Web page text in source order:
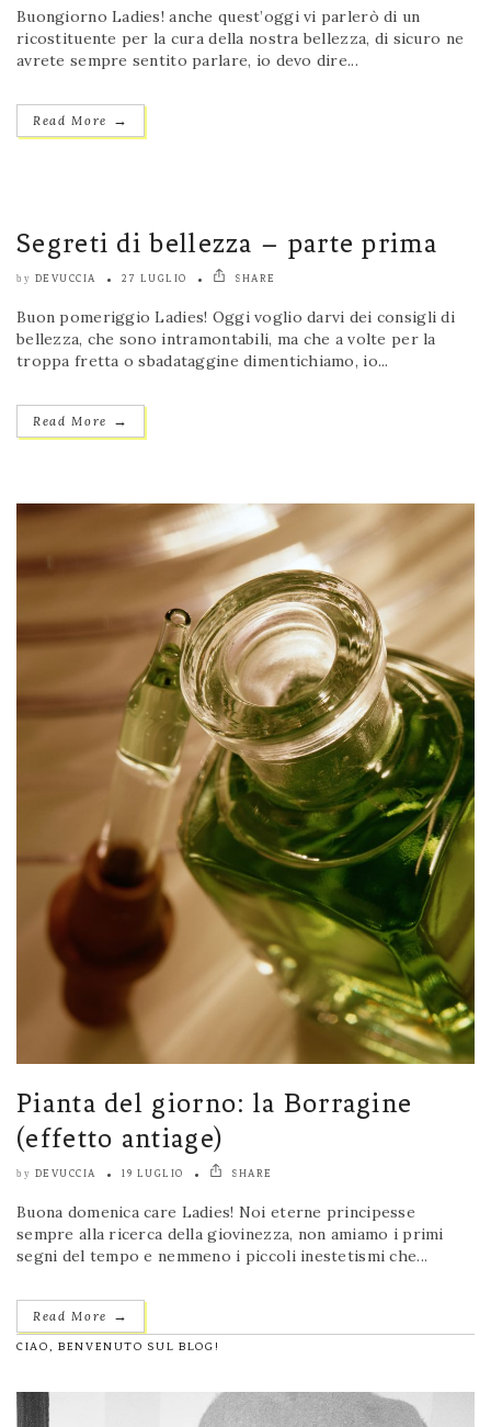
Buongiorno Ladies! anche quest’oggi vi parlerò di un
ricostituente per la cura della nostra bellezza, di sicuro ne
avrete sempre sentito parlare, io devo dire...
Read More →
Segreti di bellezza – parte prima
by DEVUCCIA 27 LUGLIO SHARE
Buon pomeriggio Ladies! Oggi voglio darvi dei consigli di
bellezza, che sono intramontabili, ma che a volte per la
troppa fretta o sbadataggine dimentichiamo, io...
Read More →
Pianta del giorno: la Borragine
(effetto antiage)
by DEVUCCIA 19 LUGLIO SHARE
Buona domenica care Ladies! Noi eterne principesse
sempre alla ricerca della giovinezza, non amiamo i primi
segni del tempo e nemmeno i piccoli inestetismi che...
Read More →
CIAO, BENVENUTO SUL BLOG!